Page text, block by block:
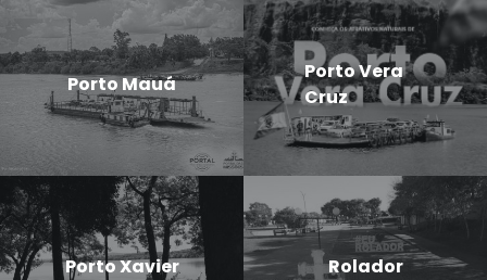
Porto Mauá
Porto Vera
Cruz
Porto Xavier Rolador